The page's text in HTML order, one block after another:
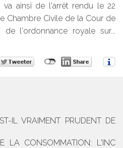
ainsi de l'arrêt rendu le 22
Chambre Civile de la Cour de
de l'ordonnance royale sur...
IL VRAIMENT PRUDENT DE
LA CONSOMMATION: L'INC